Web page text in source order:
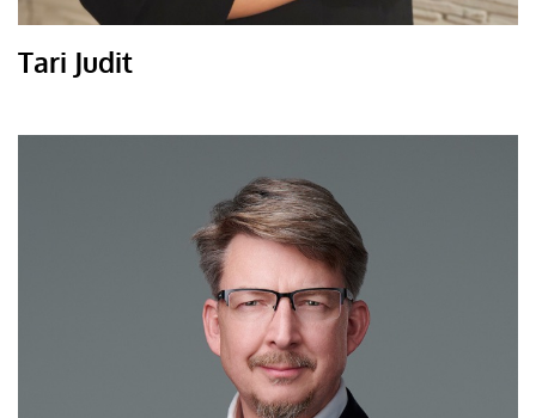
Tari Judit